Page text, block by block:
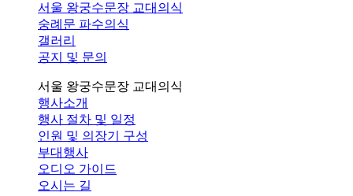
서울 왕궁수문장 교대의식
숭례문 파수의식
갤러리
공지 및 문의
서울 왕궁수문장 교대의식
행사소개
행사 절차 및 일정
인원 및 의장기 구성
부대행사
오디오 가이드
오시는 길